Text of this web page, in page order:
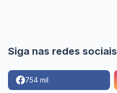
Siga nas redes sociais
754 mil